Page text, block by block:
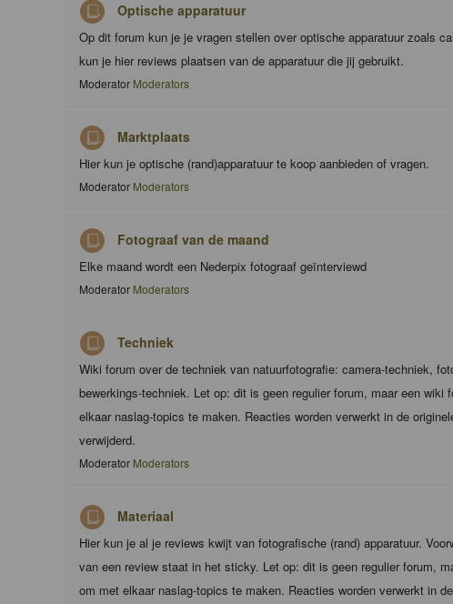
Optische apparatuur
Op dit forum kun je je vragen stellen over optische apparatuur zoals
kun je hier reviews plaatsen van de apparatuur die jij gebruikt.
Moderator Moderators
Marktplaats
Hier kun je optische (rand)apparatuur te koop aanbieden of vragen.
Moderator Moderators
Fotograaf van de maand
Elke maand wordt een Nederpix fotograaf geïnterviewd
Moderator Moderators
Techniek
Wiki forum over de techniek van natuurfotografie: camera-techniek,
bewerkings-techniek. Let op: dit is geen regulier forum, maar een wiki
elkaar naslag-topics te maken. Reacties worden verwerkt in de
verwijderd.
Moderator Moderators
Materiaal
Hier kun je al je reviews kwijt van fotografische (rand) apparatuur.
van een review staat in het sticky. Let op: dit is geen regulier forum,
om met elkaar naslag-topics te maken. Reacties worden verwerkt in